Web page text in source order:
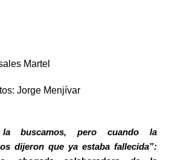
Jorge Menjívar
la buscamos, pero cuando la
dijeron que ya estaba fallecida”: